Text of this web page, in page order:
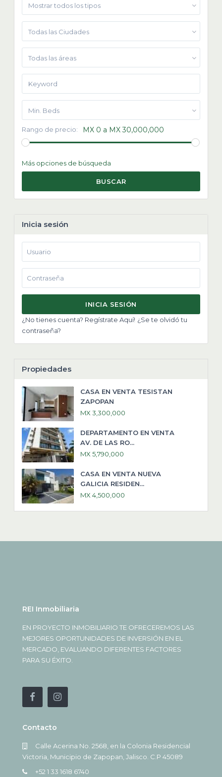
Mostrar todos los tipos
Todas las Ciudades
Todas las áreas
Min. Beds
Rango de precio: MX 0 a MX 30,000,000
Más opciones de búsqueda
BUSCAR
Inicia sesión
INICIA SESIÓN
¿No tienes cuenta? Regístrate Aquí! ¿Se te olvidó tu
contraseña?
Propiedades
CASA EN VENTA TESISTAN
ZAPOPAN
MX 3,300,000
DEPARTAMENTO EN VENTA
AV. DE LAS RO...
MX 5,790,000
CASA EN VENTA NUEVA
GALICIA RESIDEN...
MX 4,500,000
REI Inmobiliaria
EN PROYECTO INMOBILIARIO TE OFRECEREMOS LAS
MEJORES OPORTUNIDADES DE INVERSIÓN EN EL
MERCADO, EVALUANDO DIFERENTES FACTORES
PARA SU ÉXITO.
Contacto
Calle Acerina No. 2568, en la Colonia Residencial
Victoria, Municipio de Zapopan, Jalisco. C.P 45089
+52 1 33 1618 6740